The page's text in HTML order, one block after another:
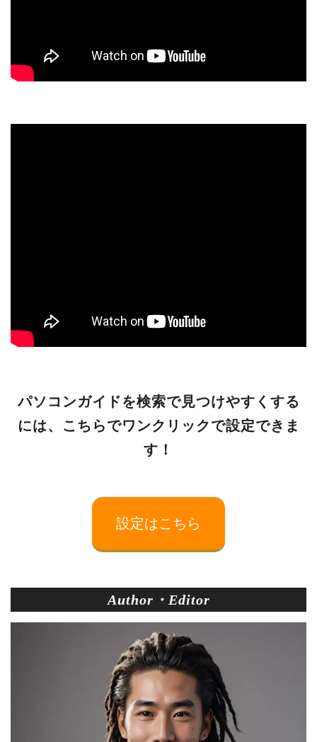
パソコンガイドを検索で見つけやすくする
には、こちらでワンクリックで設定できま
す！
設定はこちら
Author・Editor